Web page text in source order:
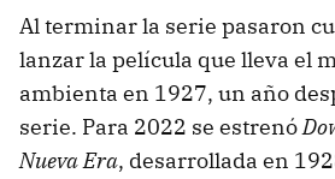
Al terminar la serie pasaron
lanzar la película que lleva el
ambienta en 1927, un año
serie. Para 2022 se estrenó
Nueva Era, desarrollada en